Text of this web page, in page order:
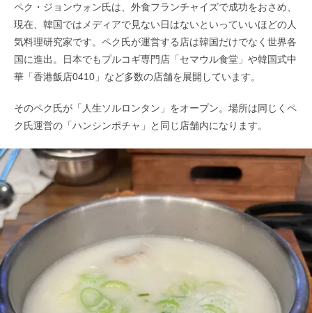
ペク・ジョンウォン氏は、外食フランチャイズで成功をおさめ、
現在、韓国ではメディアで見ない日はないといっていいほどの人
気料理研究家です。ペク氏が運営する店は韓国だけでなく世界各
国に進出。日本でもプルコギ専門店「セマウル食堂」や韓国式中
華「香港飯店0410」など多数の店舗を展開しています。
そのペク氏が「人生ソルロンタン」をオープン。場所は同じくペ
ク氏運営の「ハンシンポチャ」と同じ店舗内になります。